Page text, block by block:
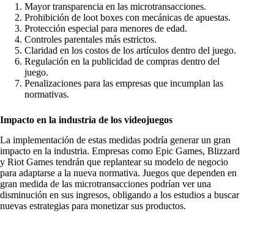
Mayor transparencia en las microtransacciones.
Prohibición de loot boxes con mecánicas de apuestas.
Protección especial para menores de edad.
Controles parentales más estrictos.
Claridad en los costos de los artículos dentro del juego.
Regulación en la publicidad de compras dentro del
juego.
Penalizaciones para las empresas que incumplan las
normativas.
Impacto en la industria de los videojuegos
La implementación de estas medidas podría generar un gran
impacto en la industria. Empresas como Epic Games, Blizzard
y Riot Games tendrán que replantear su modelo de negocio
para adaptarse a la nueva normativa. Juegos que dependen en
gran medida de las microtransacciones podrían ver una
disminución en sus ingresos, obligando a los estudios a buscar
nuevas estrategias para monetizar sus productos.